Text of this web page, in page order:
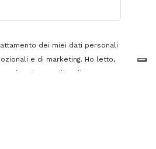
dei miei dati personali
e di marketing. Ho letto,
la
privacy policy
di questo